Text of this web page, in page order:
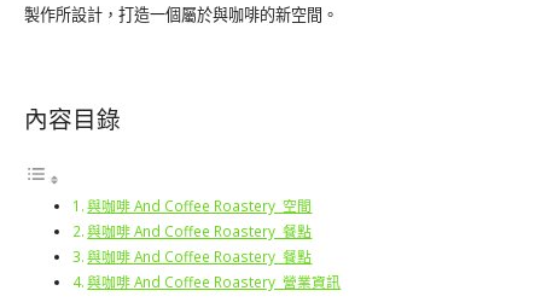
製作所設計，打造一個屬於與咖啡的新空間。
內容目錄
與咖啡 And Coffee Roastery 空間
與咖啡 And Coffee Roastery 餐點
與咖啡 And Coffee Roastery 餐點
與咖啡 And Coffee Roastery 營業資訊